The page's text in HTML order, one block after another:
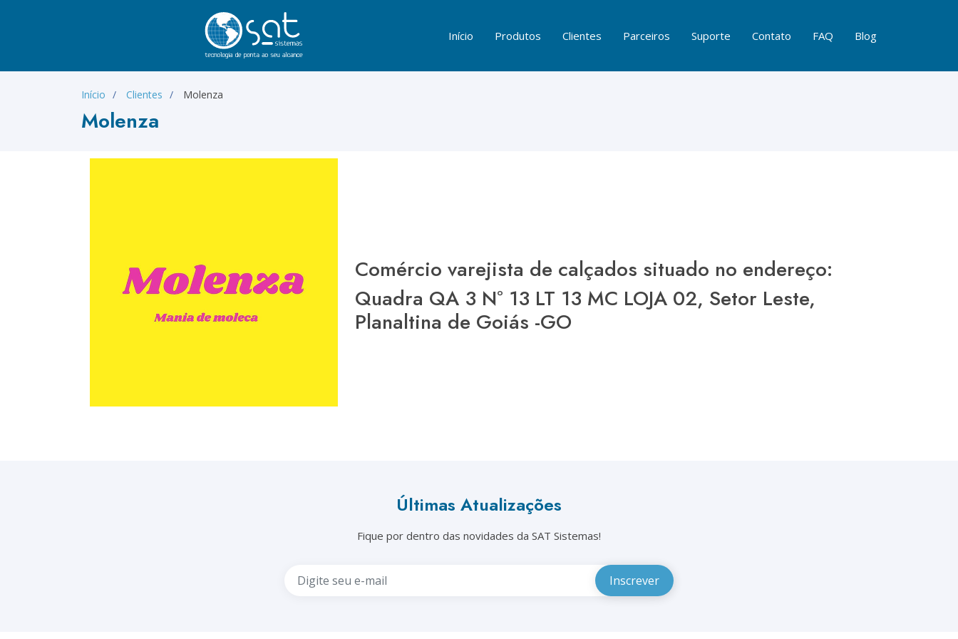
Início Clientes Molenza
Molenza
Início Produtos Clientes Parceiros Suporte Contato FAQ Blog
Comércio varejista de calçados situado no endereço:
Quadra QA 3 Nº 13 LT 13 MC LOJA 02, Setor Leste,
Planaltina de Goiás -GO
Últimas Atualizações
Fique por dentro das novidades da SAT Sistemas!